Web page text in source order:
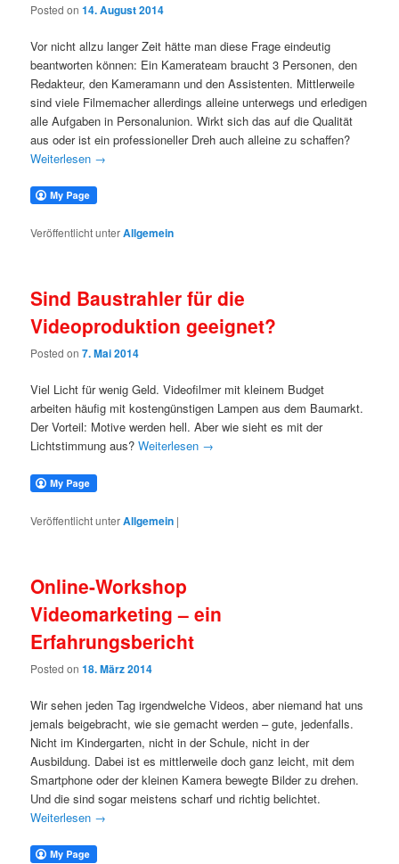
Posted on14. August 2014
Vor nicht allzu langer Zeit hätte man diese Frage eindeutig
beantworten können: Ein Kamerateam braucht 3 Personen, den
Redakteur, den Kameramann und den Assistenten. Mittlerweile
sind viele Filmemacher allerdings alleine unterwegs und erledigen
alle Aufgaben in Personalunion. Wirkt sich das auf die Qualität
aus oder ist ein professioneller Dreh auch alleine zu schaffen?
Weiterlesen →
Veröffentlicht unterAllgemein
Sind Baustrahler für die
Videoproduktion geeignet?
Posted on7. Mai 2014
Viel Licht für wenig Geld. Videofilmer mit kleinem Budget
arbeiten häufig mit kostengünstigen Lampen aus dem Baumarkt.
Der Vorteil: Motive werden hell. Aber wie sieht es mit der
Lichtstimmung aus?Weiterlesen →
Veröffentlicht unterAllgemein |
Online-Workshop
Videomarketing – ein
Erfahrungsbericht
Posted on18. März 2014
Wir sehen jeden Tag irgendwelche Videos, aber niemand hat uns
jemals beigebracht, wie sie gemacht werden – gute, jedenfalls.
Nicht im Kindergarten, nicht in der Schule, nicht in der
Ausbildung. Dabei ist es mittlerweile doch ganz leicht, mit dem
Smartphone oder der kleinen Kamera bewegte Bilder zu drehen.
Und die sind sogar meistens scharf und richtig belichtet.
Weiterlesen →